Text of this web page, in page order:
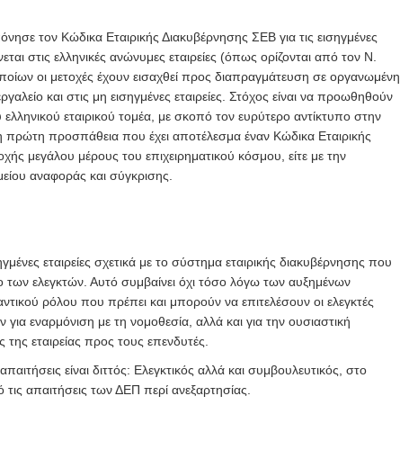
τον Κώδικα Εταιρικής Διακυβέρνησης ΣΕΒ για τις εισηγμένες
στις ελληνικές ανώνυμες εταιρείες (όπως ορίζονται από τον Ν.
οι μετοχές έχουν εισαχθεί προς διαπραγμάτευση σε οργανωμένη
και στις μη εισηγμένες εταιρείες. Στόχος είναι να προωθηθούν
εταιρικού τομέα, με σκοπό τον ευρύτερο αντίκτυπο στην
η πρώτη προσπάθεια που έχει αποτέλεσμα έναν Κώδικα Εταιρικής
μεγάλου μέρους του επιχειρηματικού κόσμου, είτε με την
αναφοράς και σύγκρισης.
εταιρείες σχετικά με το σύστημα εταιρικής διακυβέρνησης που
των ελεγκτών. Αυτό συμβαίνει όχι τόσο λόγω των αυξημένων
ρόλου που πρέπει και μπορούν να επιτελέσουν οι ελεγκτές
εναρμόνιση με τη νομοθεσία, αλλά και για την ουσιαστική
εταιρείας προς τους επενδυτές.
είναι διττός: Ελεγκτικός αλλά και συμβουλευτικός, στο
απαιτήσεις των ΔΕΠ περί ανεξαρτησίας.